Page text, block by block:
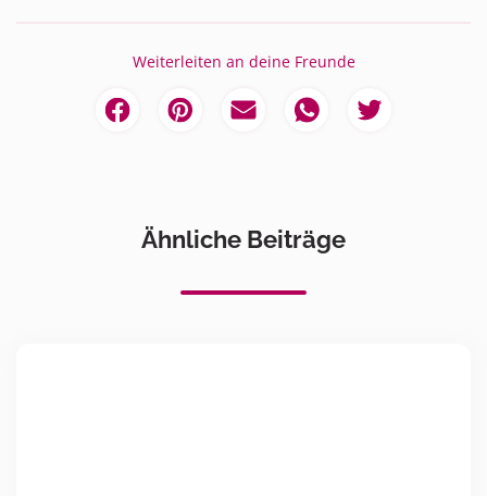
Weiterleiten an deine Freunde
Ähnliche Beiträge